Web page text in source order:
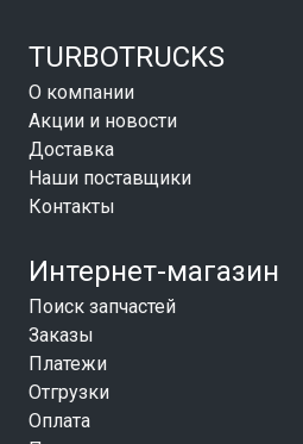
TURBOTRUCKS
О компании
Акции и новости
Доставка
Наши поставщики
Контакты
Интернет-магазин
Поиск запчастей
Заказы
Платежи
Отгрузки
Оплата